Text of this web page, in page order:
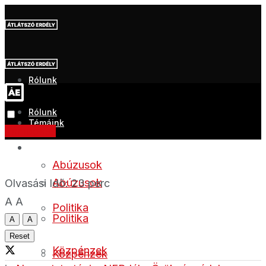
Rólunk
Témáink
Abúzusok
Politika
Közpénzek
Rólunk
Abúzusok
Politika
Közpénzek
Olvasási Idő: 23 perc
A A
A
A
Reset